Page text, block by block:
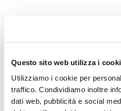
Questo sito web utilizza i
Utilizziamo i cookie per
traffico. Condividiamo inoltre
dati web, pubblicità e social